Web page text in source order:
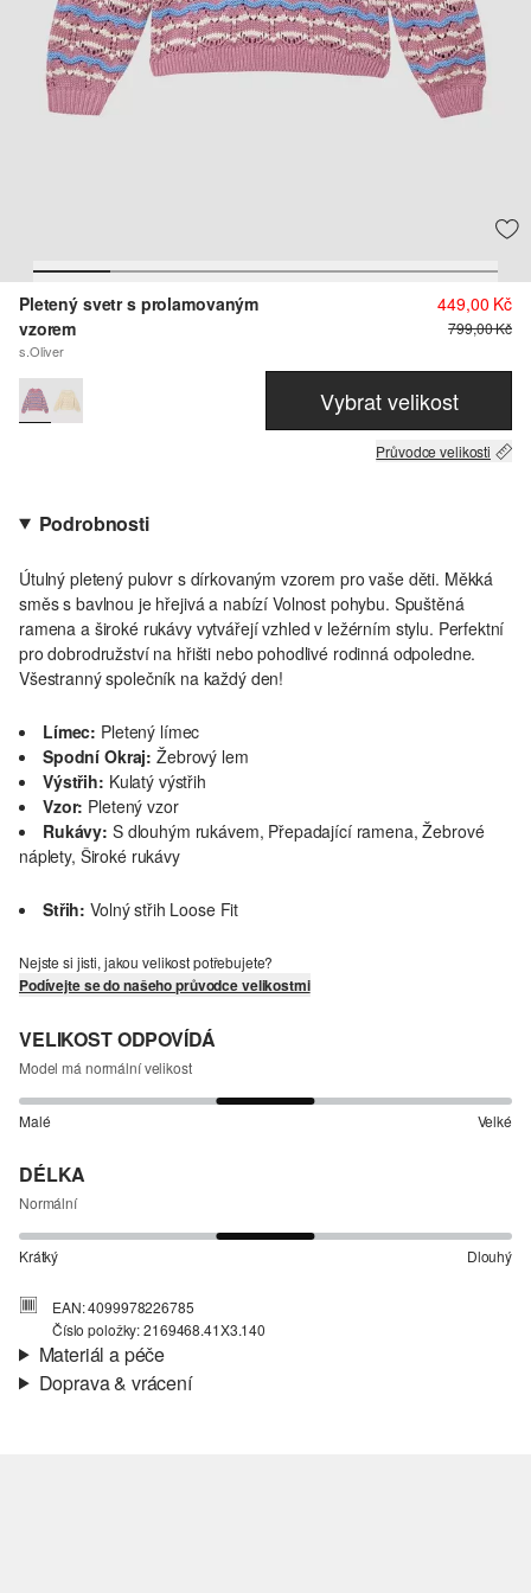
Pletený svetr s prolamovaným
vzorem
s.Oliver
449,00 Kč
799,00 Kč
Vybrat velikost
Průvodce velikosti
Podrobnosti
Útulný pletený pulovr s dírkovaným vzorem pro vaše děti. Měkká
směs s bavlnou je hřejivá a nabízí Volnost pohybu. Spuštěná
ramena a široké rukávy vytvářejí vzhled v ležérním stylu. Perfektní
pro dobrodružství na hřišti nebo pohodlivé rodinná odpoledne.
Všestranný společník na každý den!
Límec: Pletený límec
Spodní Okraj: Žebrový lem
Výstřih: Kulatý výstřih
Vzor: Pletený vzor
Rukávy: S dlouhým rukávem, Přepadající ramena, Žebrové
náplety, Široké rukávy
Střih: Volný střih Loose Fit
Nejste si jisti, jakou velikost potřebujete?
Podívejte se do našeho průvodce velikostmi
VELIKOST ODPOVÍDÁ
Model má normální velikost
Malé Velké
DÉLKA
Normální
Krátký Dlouhý
EAN: 4099978226785
Číslo položky: 2169468.41X3.140
Materiál a péče
Doprava & vrácení